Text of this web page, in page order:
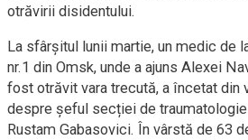
otrăvirii disidentului.
La sfârșitul lunii martie, un medic de
nr.1 din Omsk, unde a ajuns Alexei
fost otrăvit vara trecută, a încetat din
despre șeful secției de
Rustam Gabasovici. În vârstă de 63